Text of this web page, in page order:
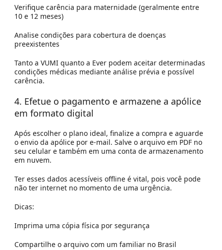
Verifique carência para maternidade (geralmente entre
10 e 12 meses)
Analise condições para cobertura de doenças
preexistentes
Tanto a VUMI quanto a Ever podem aceitar determinadas
condições médicas mediante análise prévia e possível
carência.
4. Efetue o pagamento e armazene a apólice
em formato digital
Após escolher o plano ideal, finalize a compra e aguarde
o envio da apólice por e-mail. Salve o arquivo em PDF no
seu celular e também em uma conta de armazenamento
em nuvem.
Ter esses dados acessíveis offline é vital, pois você pode
não ter internet no momento de uma urgência.
Dicas:
Imprima uma cópia física por segurança
Compartilhe o arquivo com um familiar no Brasil